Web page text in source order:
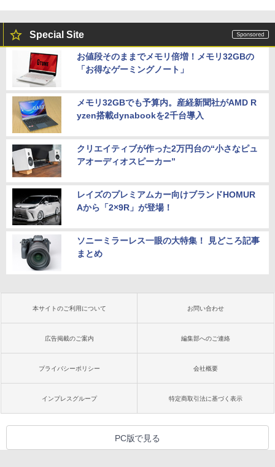
Special Site
お値段そのままでメモリ倍増！メモリ32GBの
「お得なゲーミングノート」
メモリ32GBでも予算内。産経新聞社がAMD R
yzen搭載dynabookを2千台導入
クリエイティブが作った2万円台の“小さなピュ
アオーディオスピーカー”
レイズのプレミアムカー向けブランドHOMUR
Aから「2×9R」が登場！
ソニーミラーレス一眼の大特集！ 見どころ記事
まとめ
本サイトのご利用について お問い合わせ
広告掲載のご案内 編集部へのご連絡
プライバシーポリシー 会社概要
インプレスグループ 特定商取引法に基づく表示
PC版で見る